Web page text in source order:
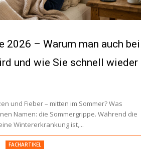
2026 – Warum man auch bei
und wie Sie schnell wieder
und Fieber – mitten im Sommer? Was
Namen: die Sommergrippe. Während die
Wintererkrankung ist,...
FACHARTIKEL